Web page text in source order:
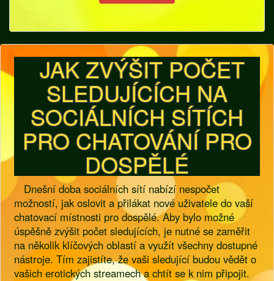
JAK ZVÝŠIT POČET
SLEDUJÍCÍCH NA
SOCIÁLNÍCH SÍTÍCH
PRO CHATOVÁNÍ PRO
DOSPĚLÉ
Dnešní doba sociálních sítí nabízí nespočet
možností, jak oslovit a přilákat nové uživatele do vaší
chatovací místnosti pro dospělé. Aby bylo možné
úspěšně zvýšit počet sledujících, je nutné se zaměřit
na několik klíčových oblastí a využít všechny dostupné
nástroje. Tím zajistíte, že vaši sledující budou vědět o
vašich erotických streamech a chtít se k nim připojit.